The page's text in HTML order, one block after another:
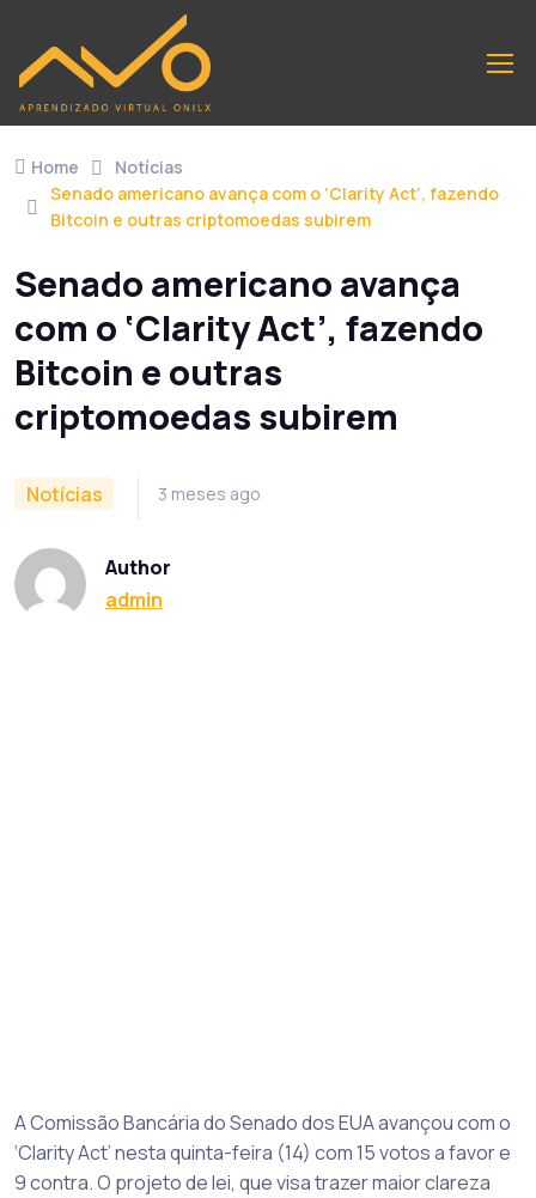
Home
Notícias
Senado americano avança com o ‘Clarity Act’, fazendo
Bitcoin e outras criptomoedas subirem
Senado americano avança
com o ‘Clarity Act’, fazendo
Bitcoin e outras
criptomoedas subirem
Notícias 3 meses ago
Author
admin
A Comissão Bancária do Senado dos EUA avançou com o
‘Clarity Act’ nesta quinta-feira (14) com 15 votos a favor e
9 contra. O projeto de lei, que visa trazer maior clareza